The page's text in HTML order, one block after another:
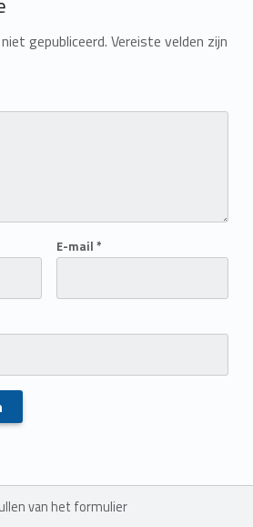
gepubliceerd. Vereiste velden zijn
E-mail *
van het formulier